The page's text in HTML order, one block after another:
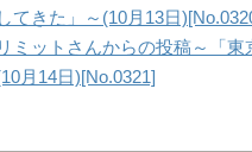
てきた」～(10月13日
ミットさんからの投稿～「
月14日)[No.0321]